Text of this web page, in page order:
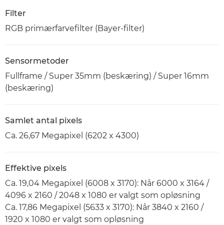
Filter
RGB primærfarvefilter (Bayer-filter)
Sensormetoder
Fullframe / Super 35mm (beskæring) / Super 16mm
(beskæring)
Samlet antal pixels
Ca. 26,67 Megapixel (6202 x 4300)
Effektive pixels
Ca. 19,04 Megapixel (6008 x 3170): Når 6000 x 3164 /
4096 x 2160 / 2048 x 1080 er valgt som opløsning
Ca. 17,86 Megapixel (5633 x 3170): Når 3840 x 2160 /
1920 x 1080 er valgt som opløsning